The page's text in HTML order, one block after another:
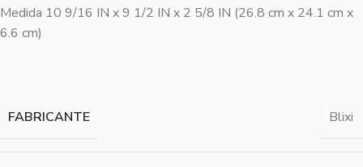
Medida 10 9/16 IN x 9 1/2 IN x 2 5/8 IN (26.8 cm x 24.1 cm x
6.6 cm)
FABRICANTE Blixi